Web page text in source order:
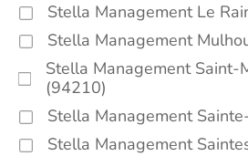
Stella Management Le
Stella Management
Stella Management Saint-
(94210)
Stella Management
Stella Management